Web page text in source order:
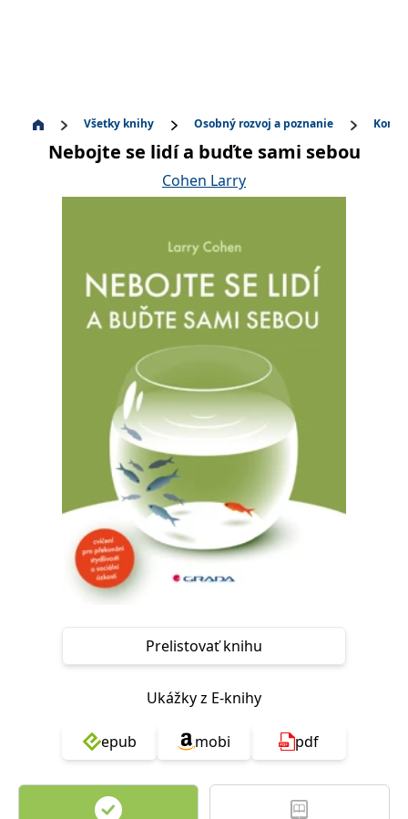
Všetky knihy Osobný rozvoj a poznanie
Nebojte se lidí a buďte sami sebou
Cohen Larry
Prelistovať knihu
Ukážky z E-knihy
epub mobi pdf